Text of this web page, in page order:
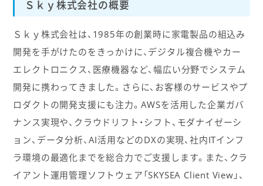
Ｓｋｙ株式会社の概要
Ｓｋｙ株式会社は、1985年の創業時に家電製品の組込み
開発を手がけたのをきっかけに、デジタル複合機やカー
エレクトロニクス、医療機器など、幅広い分野でシステム
開発に携わってきました。さらに、お客様のサービスやプ
ロダクトの開発支援にも注力。AWSを活用した企業ガバ
ナンス実現や、クラウドリフト・シフト、モダナイゼーシ
ョン、データ分析、AI活用などのDXの実現、社内ITインフ
ラ環境の最適化までを総合力でご支援します。また、クラ
イアント運用管理ソフトウェア「SKYSEA Client View」、